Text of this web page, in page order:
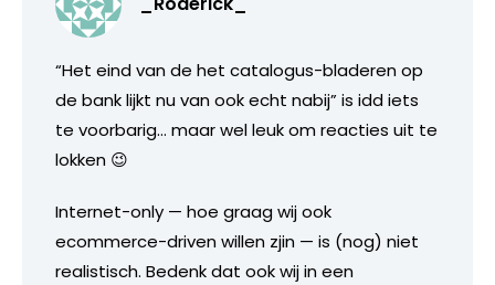
“Het eind van de het catalogus-bladeren op
de bank lijkt nu van ook echt nabij” is idd iets
te voorbarig… maar wel leuk om reacties uit te
lokken 😉
Internet-only — hoe graag wij ook
ecommerce-driven willen zjin — is (nog) niet
realistisch. Bedenk dat ook wij in een